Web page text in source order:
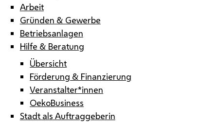
Arbeit
Gründen & Gewerbe
Betriebsanlagen
Hilfe & Beratung
Übersicht
Förderung & Finanzierung
Veranstalter*innen
OekoBusiness
Stadt als Auftraggeberin